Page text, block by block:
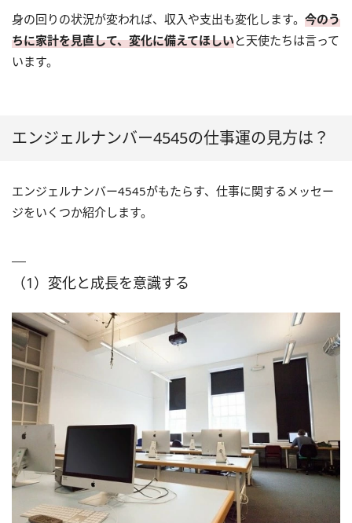
身の回りの状況が変われば、収入や支出も変化します。 今のう
ちに家計を見直して、変化に備えてほしいと天使たちは言って
います。
エンジェルナンバー4545の仕事運の見方は？
エンジェルナンバー4545がもたらす、仕事に関するメッセー
ジをいくつか紹介します。
（1）変化と成長を意識する